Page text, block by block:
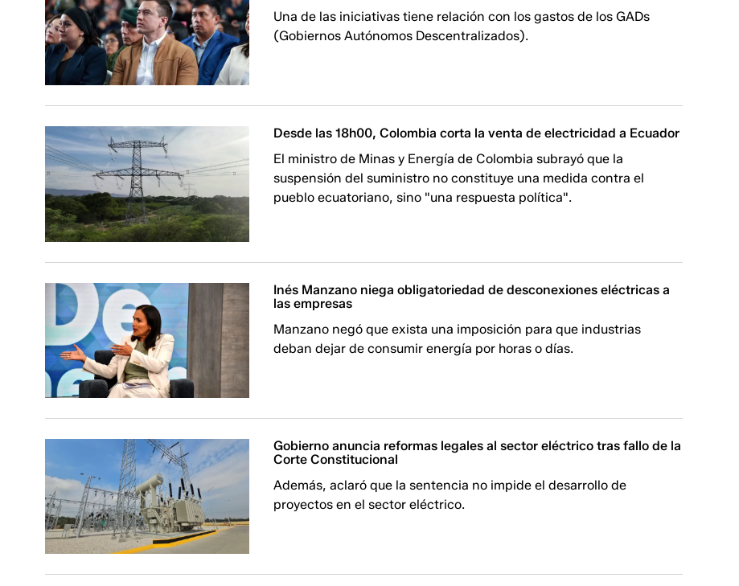
Una de las iniciativas tiene relación con los gastos de los GADs
(Gobiernos Autónomos Descentralizados).
Desde las 18h00, Colombia corta la venta de electricidad a Ecuador
El ministro de Minas y Energía de Colombia subrayó que la
suspensión del suministro no constituye una medida contra el
pueblo ecuatoriano, sino "una respuesta política".
Inés Manzano niega obligatoriedad de desconexiones eléctricas a
las empresas
Manzano negó que exista una imposición para que industrias
deban dejar de consumir energía por horas o días.
Gobierno anuncia reformas legales al sector eléctrico tras fallo de la
Corte Constitucional
Además, aclaró que la sentencia no impide el desarrollo de
proyectos en el sector eléctrico.